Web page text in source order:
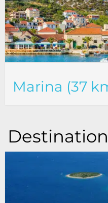
Marina (37